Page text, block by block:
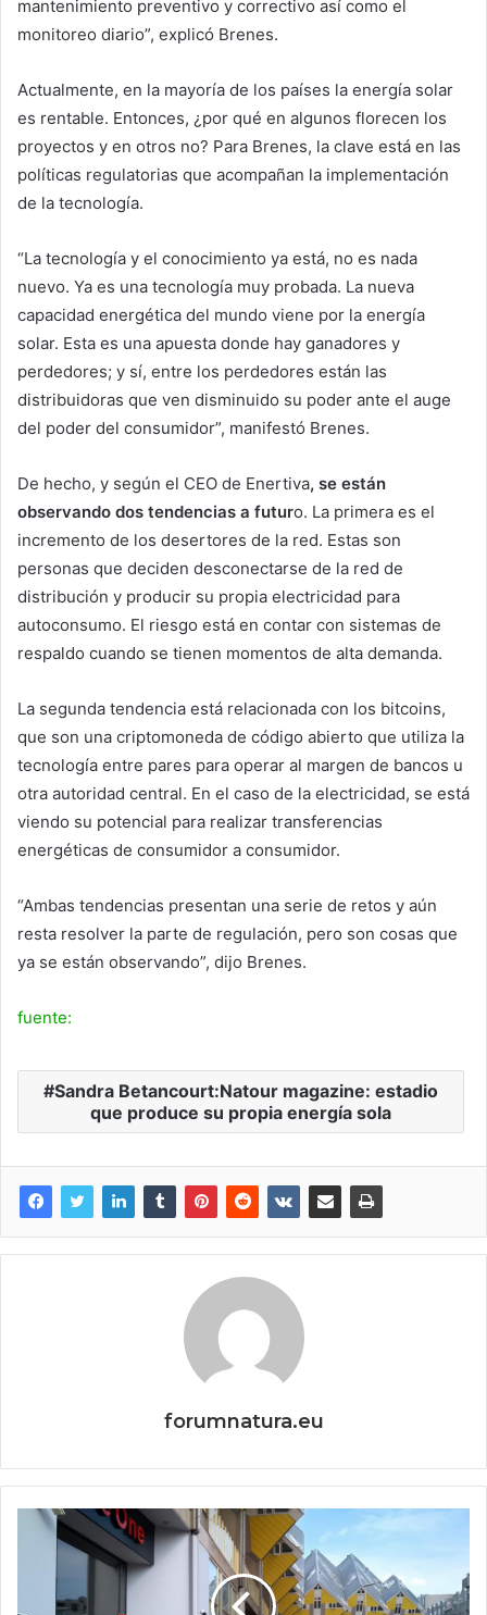
mantenimiento preventivo y correctivo así como el
monitoreo diario”, explicó Brenes.
Actualmente, en la mayoría de los países la energía solar
es rentable. Entonces, ¿por qué en algunos florecen los
proyectos y en otros no? Para Brenes, la clave está en las
políticas regulatorias que acompañan la implementación
de la tecnología.
“La tecnología y el conocimiento ya está, no es nada
nuevo. Ya es una tecnología muy probada. La nueva
capacidad energética del mundo viene por la energía
solar. Esta es una apuesta donde hay ganadores y
perdedores; y sí, entre los perdedores están las
distribuidoras que ven disminuido su poder ante el auge
del poder del consumidor”, manifestó Brenes.
De hecho, y según el CEO de Enertiva, se están
observando dos tendencias a futuro. La primera es el
incremento de los desertores de la red. Estas son
personas que deciden desconectarse de la red de
distribución y producir su propia electricidad para
autoconsumo. El riesgo está en contar con sistemas de
respaldo cuando se tienen momentos de alta demanda.
La segunda tendencia está relacionada con los bitcoins,
que son una criptomoneda de código abierto que utiliza la
tecnología entre pares para operar al margen de bancos u
otra autoridad central. En el caso de la electricidad, se está
viendo su potencial para realizar transferencias
energéticas de consumidor a consumidor.
“Ambas tendencias presentan una serie de retos y aún
resta resolver la parte de regulación, pero son cosas que
ya se están observando”, dijo Brenes.
fuente:
Sandra Betancourt:Natour magazine: estadio
que produce su propia energía sola
forumnatura.eu